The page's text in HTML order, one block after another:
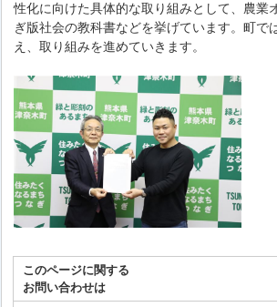
性化に向けた具体的な取り組みとして、農業
ぎ版社会の教科書などを挙げています。町で
え、取り組みを進めていきます。
このページに関する
お問い合わせは